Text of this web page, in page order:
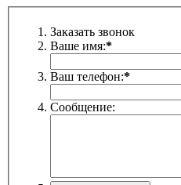
Заказать звонок
Ваше имя:*
Ваш телефон:*
Сообщение: